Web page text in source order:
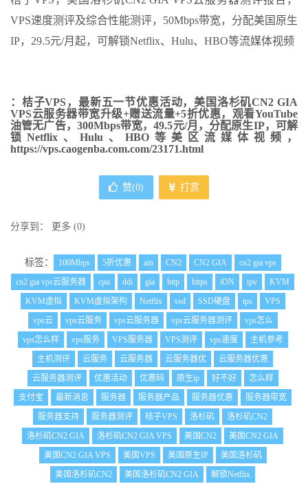
VPS速度测评及综合性能测评，50Mbps带宽，分配美国原生
IP，29.5元/月起，可解锁Netflix、Hulu、HBO等流媒体视频
：桔子VPS，最新五一节优惠活动，美国洛杉矶CN2 GIA
VPS云服务器带宽升级+赠送流量+5折优惠，观看YouTube
油管无广告，300Mbps带宽，49.5元/月，分配原生IP，可解
锁Netflix、Hulu、HBO等美区流媒体视频，
https://vps.caogenba.com.com/23171.html
赞(0) 打赏
分享到： 更多 (0)
标签： 100Mbps 5折优惠 ain CN2 CN2 GIA
cn2 gia vps
cn2 gia vps云服务器
cpu ddi gia http https iON ipv
KVM
KVM虚拟
KVM虚拟架构 Netflix ssd SSD硬盘 tps
VPS
vps云
vps云服务 vps云服务器 vps云服务器测评
vps怎么
vps怎么样
vps服务 VPS服务器 VPS测评 vps速度
主机参考
主机测评
云服务 云服务器 云服务器优
云服务器优惠
云服务器测评
优惠活动 优惠码 原生ip 好不好
怎么样
支付宝
最新消息 服务器 服务器产品 服务器优惠
服务器带宽
服务器支持
服务器测评 桔子VPS 洛杉矶
洛杉矶CN2
洛杉矶CN2 GIA
洛杉矶CN2 GIA VPS 美国CN2
美国CN2 GIA
美国CN2 GIA VPS
美国VPS 美国原生IP
美国洛杉矶
美国洛杉矶CN2
美国洛杉矶CN2 GIA 解锁Netflix